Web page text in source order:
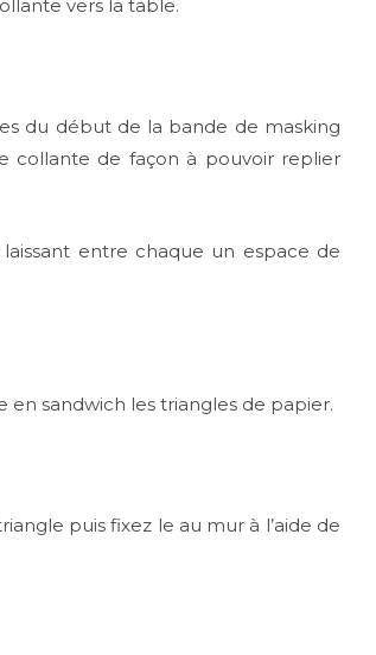
vers la table.
du début de la bande de masking
collante de façon à pouvoir replier
entre chaque un espace de
sandwich les triangles de papier.
puis fixez le au mur à l’aide de